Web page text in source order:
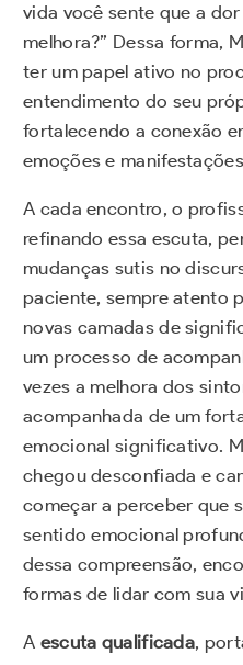
vida você sente que a
melhora?” Dessa forma,
ter um papel ativo no
entendimento do seu
fortalecendo a conexão
emoções e
A cada encontro, o
refinando essa escuta,
mudanças sutis no
paciente, sempre atento
novas camadas de
um processo de
vezes a melhora dos
acompanhada de um
emocional significativo.
chegou desconfiada e
começar a perceber que
sentido emocional
dessa compreensão,
formas de lidar com sua
A escuta qualificada,